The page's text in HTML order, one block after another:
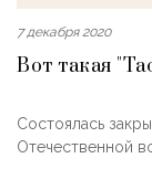
7 декабря 2020
Вот такая
Состоялась
Отечественной